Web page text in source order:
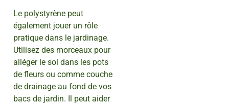
Le polystyrène peut
également jouer un rôle
pratique dans le jardinage.
Utilisez des morceaux pour
alléger le sol dans les pots
de fleurs ou comme couche
de drainage au fond de vos
bacs de jardin. Il peut aider